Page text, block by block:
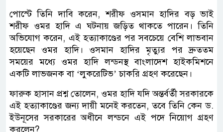
পোস্টে তিনি দাবি করেন, শরীফ ওসমান হাদির বড় ভাই
শরীফ ওমর হাদি এ ঘটনায় জড়িত থাকতে পারেন। তিনি
অভিযোগ করেন, এই হত্যাকাণ্ডের পর সবচেয়ে বেশি লাভবান
হয়েছেন ওমর হাদি। ওসমান হাদির মৃত্যুর পর দ্রুততম
সময়ের মধ্যে ওমর হাদি লন্ডনস্থ বাংলাদেশ হাইকমিশনে
একটি লাভজনক বা ‘লুকরেটিভ’ চাকরি গ্রহণ করেছেন।
ফারুক হাসান প্রশ্ন তোলেন, ওমর হাদি যদি অন্তর্বর্তী সরকারকে
এই হত্যাকাণ্ডের জন্য দায়ী মনেই করতেন, তবে তিনি কেন ড.
ইউনূসের সরকারের অধীনে লন্ডনে এই পদে নিয়োগ গ্রহণ
করলেন?